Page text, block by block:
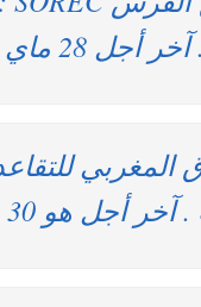
28 ماي 2026
المغربي
هو 30 ماي 2026